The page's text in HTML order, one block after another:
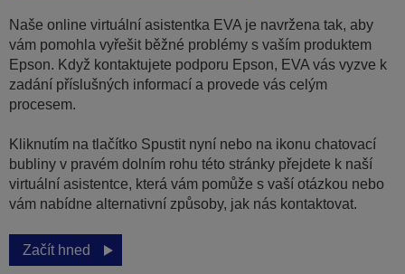
Naše online virtuální asistentka EVA je navržena tak, aby
vám pomohla vyřešit běžné problémy s vaším produktem
Epson. Když kontaktujete podporu Epson, EVA vás vyzve k
zadání příslušných informací a provede vás celým
procesem.
Kliknutím na tlačítko Spustit nyní nebo na ikonu chatovací
bubliny v pravém dolním rohu této stránky přejdete k naší
virtuální asistentce, která vám pomůže s vaší otázkou nebo
vám nabídne alternativní způsoby, jak nás kontaktovat.
Začít hned